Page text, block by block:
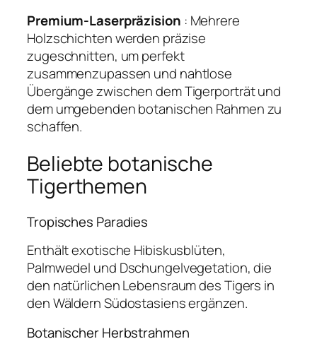
Premium-Laserpräzision : Mehrere
Holzschichten werden präzise
zugeschnitten, um perfekt
zusammenzupassen und nahtlose
Übergänge zwischen dem Tigerporträt und
dem umgebenden botanischen Rahmen zu
schaffen.
Beliebte botanische
Tigerthemen
Tropisches Paradies
Enthält exotische Hibiskusblüten,
Palmwedel und Dschungelvegetation, die
den natürlichen Lebensraum des Tigers in
den Wäldern Südostasiens ergänzen.
Botanischer Herbstrahmen